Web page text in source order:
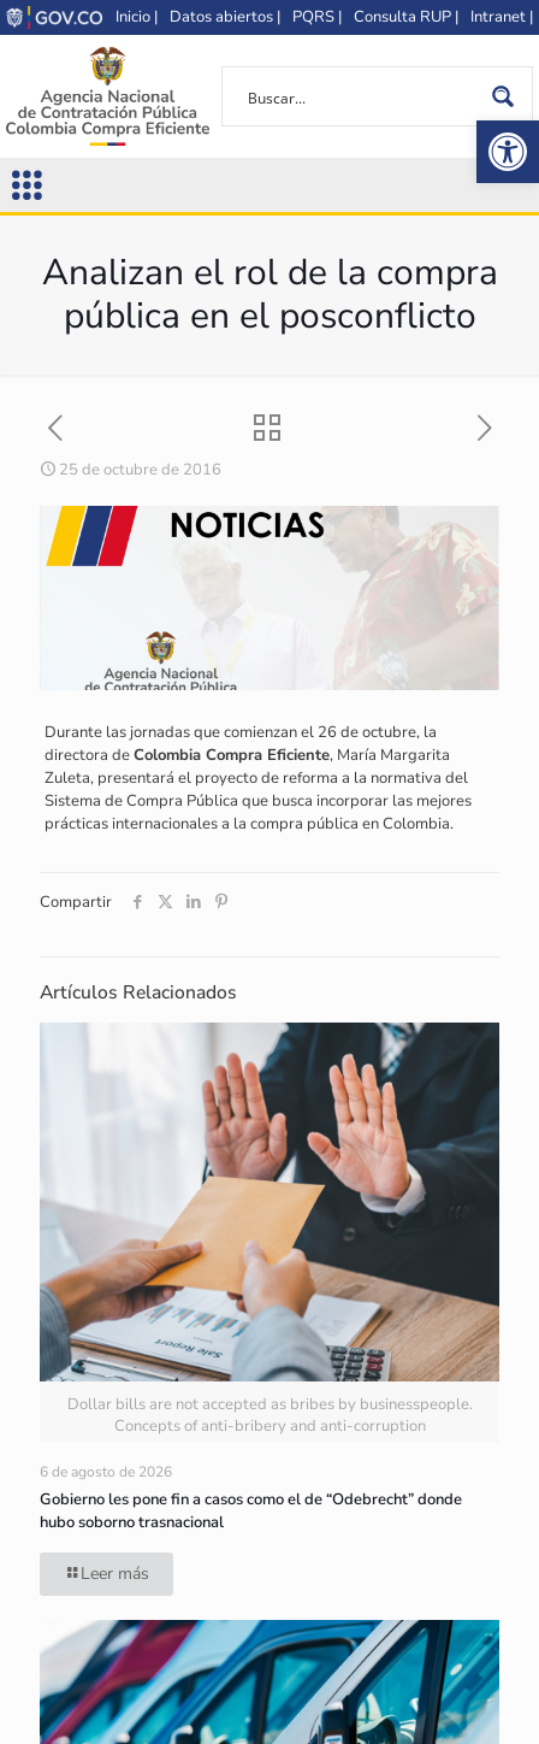
Inicio | Datos abiertos | PQRS | Consulta RUP | Intranet |
Analizan el rol de la compra
pública en el posconflicto
25 de octubre de 2016
Durante las jornadas que comienzan el 26 de octubre, la
directora deColombia Compra Eficiente, María Margarita
Zuleta, presentará el proyecto de reforma a la normativa del
Sistema de Compra Pública que busca incorporar las mejores
prácticas internacionales a la compra pública en Colombia.
Compartir
Artículos Relacionados
Dollar bills are not accepted as bribes by businesspeople.
Concepts of anti-bribery and anti-corruption
6 de agosto de 2026
Gobierno les pone fin a casos como el de “Odebrecht” donde
hubo soborno trasnacional
Leer más